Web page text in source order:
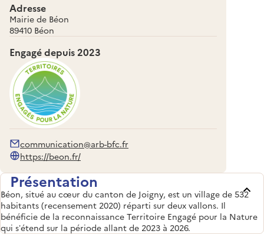
Adresse
Mairie de Béon
89410 Béon
Engagé depuis2023
communication@arb-bfc.fr
https://beon.fr/
Présentation
Béon, situé au cœur du canton de Joigny, est un village de 532
habitants (recensement 2020) réparti sur deux vallons. Il
bénéficie de la reconnaissance Territoire Engagé pour la Nature
qui s’étend sur la période allant de 2023 à 2026.